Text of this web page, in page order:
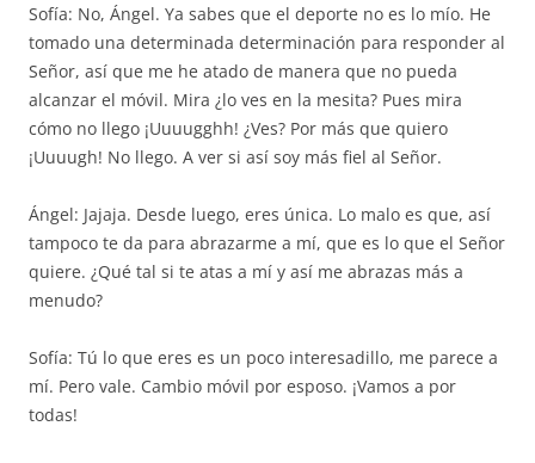
Sofía: No, Ángel. Ya sabes que el deporte no es lo mío. He
tomado una determinada determinación para responder al
Señor, así que me he atado de manera que no pueda
alcanzar el móvil. Mira ¿lo ves en la mesita? Pues mira
cómo no llego ¡Uuuugghh! ¿Ves? Por más que quiero
¡Uuuugh! No llego. A ver si así soy más fiel al Señor.
Ángel: Jajaja. Desde luego, eres única. Lo malo es que, así
tampoco te da para abrazarme a mí, que es lo que el Señor
quiere. ¿Qué tal si te atas a mí y así me abrazas más a
menudo?
Sofía: Tú lo que eres es un poco interesadillo, me parece a
mí. Pero vale. Cambio móvil por esposo. ¡Vamos a por
todas!